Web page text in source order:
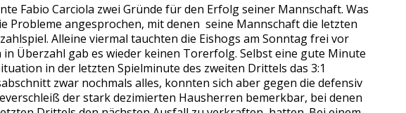
Fabio Carciola zwei Gründe für den Erfolg seiner Mannschaft. Was
Probleme angesprochen, mit denen seine Mannschaft die letzten
Alleine viermal tauchten die Eishogs am Sonntag frei vor
Überzahl gab es wieder keinen Torerfolg. Selbst eine gute Minute
in der letzten Spielminute des zweiten Drittels das 3:1
zwar nochmals alles, konnten sich aber gegen die defensiv
der stark dezimierten Hausherren bemerkbar, bei denen